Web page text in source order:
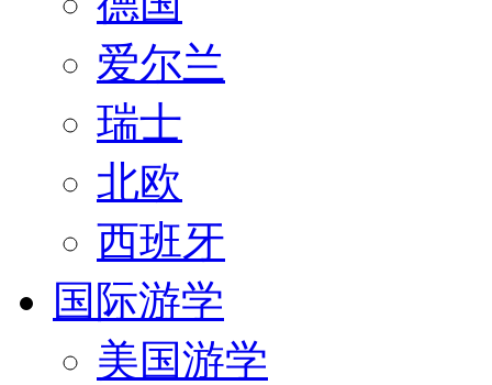
爱尔兰
瑞士
北欧
西班牙
国际游学
美国游学